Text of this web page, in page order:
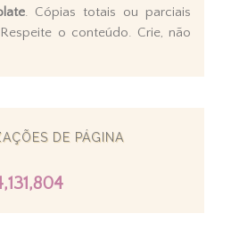
. Cópias totais ou parciais
o conteúdo. Crie, não
DE PÁGINA